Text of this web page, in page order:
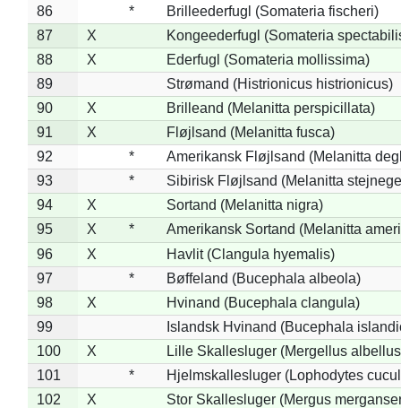
86
*
Brilleederfugl (Somateria fischeri)
87
X
Kongeederfugl (Somateria
88
X
Ederfugl (Somateria mollissima)
89
Strømand (Histrionicus histrionicus)
90
X
Brilleand (Melanitta perspicillata)
91
X
Fløjlsand (Melanitta fusca)
92
*
Amerikansk Fløjlsand (Melanitta
93
*
Sibirisk Fløjlsand (Melanitta
94
X
Sortand (Melanitta nigra)
95
X *
Amerikansk Sortand (Melanitta
96
X
Havlit (Clangula hyemalis)
97
*
Bøffeland (Bucephala albeola)
98
X
Hvinand (Bucephala clangula)
99
Islandsk Hvinand (Bucephala
100
X
Lille Skallesluger (Mergellus
101
*
Hjelmskallesluger (Lophodytes
102
X Stor Skallesluger (Mergus